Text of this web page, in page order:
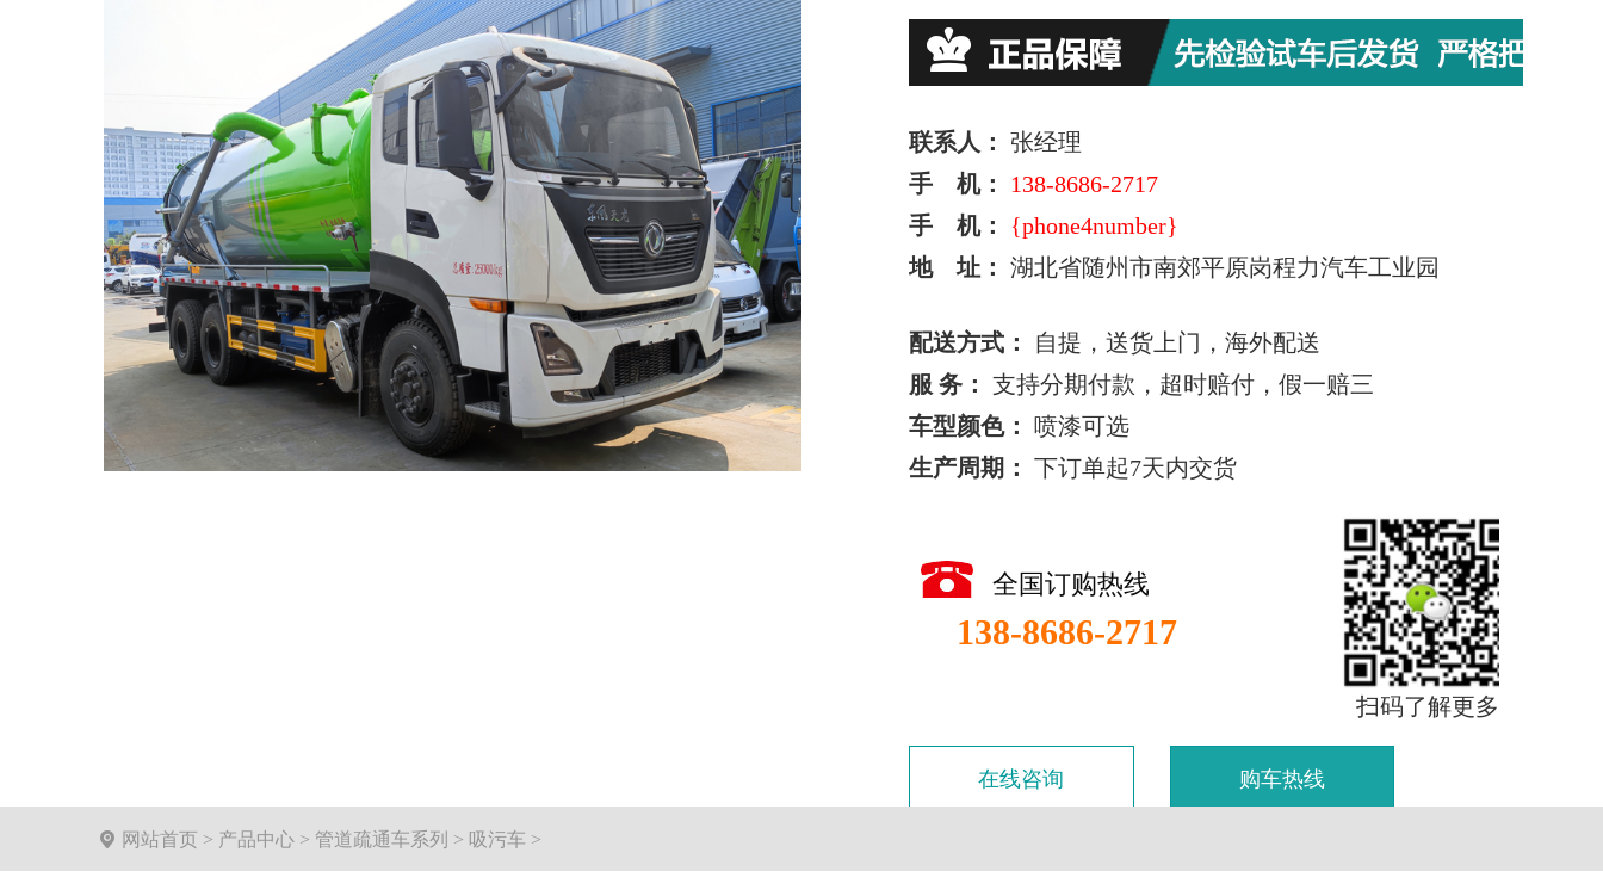
联系人： 张经理
手 机：
138-8686-2717
手 机：
{phone4number}
地 址： 湖北省随州市南郊平原岗程力汽车工业园
配送方式：
自提，送货上门，海外配送
服 务： 支持分期付款，超时赔付，假一赔三
车型颜色：
喷漆可选
生产周期： 下订单起7天内交货
全国订购热线
138-8686-2717
扫码了解更多
在线咨询 购车热线
 网站首页 > 产品中心 > 管道疏通车系列 > 吸污车 >